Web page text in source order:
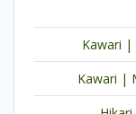
Kawari |
Kawari |